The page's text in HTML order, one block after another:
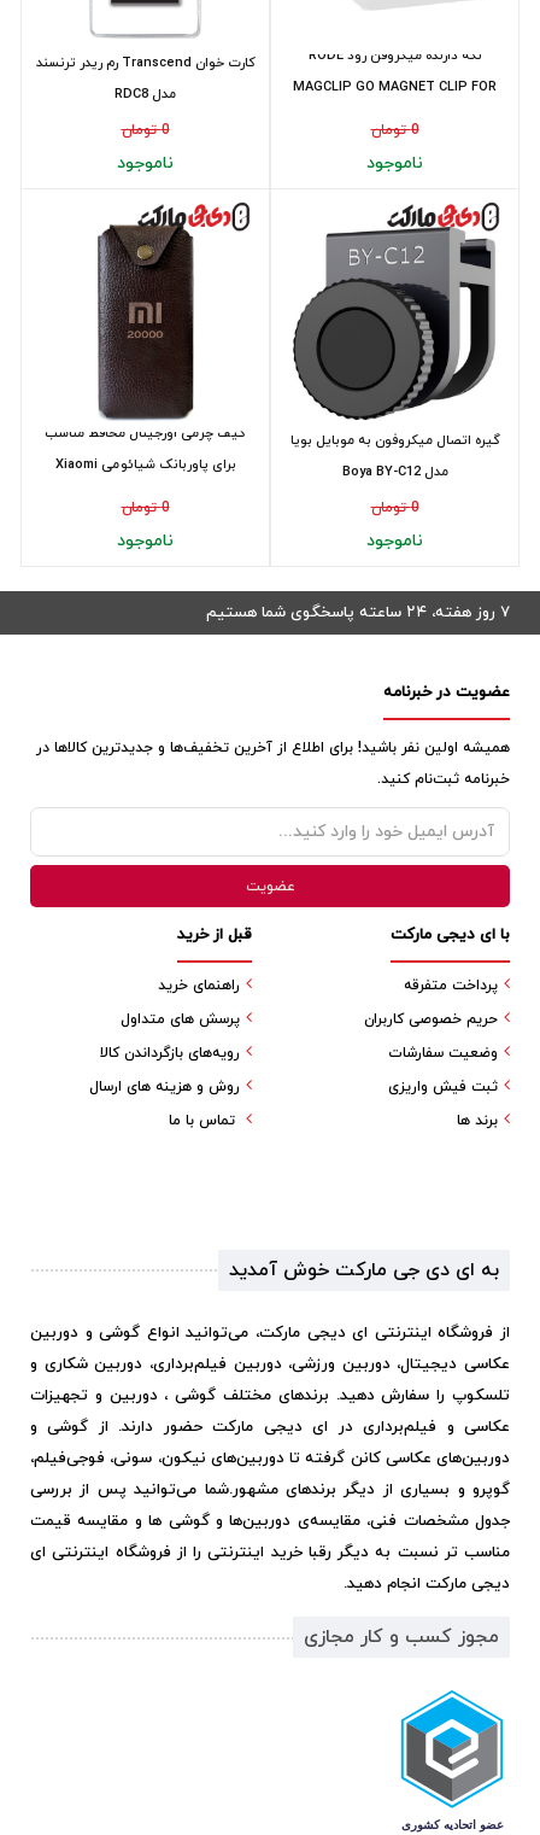
کارت خوان Transcend رم ریدر ترنسند
مدل RDC8
0 تومان
ناموجود
نگه دارنده میکروفن رود RODE
MAGCLIP GO MAGNET CLIP FOR
THE WIRELESS ...
0 تومان
ناموجود
کیف چرمی اورجینال محافظ مناسب
برای پاوربانک شیائومی Xiaomi
20000MAh
0 تومان
ناموجود
گیره اتصال میکروفون به موبایل بویا
مدل Boya BY-C12
0 تومان
ناموجود
۷ روز هفته، ۲۴ ساعته پاسخگوی شما هستیم
عضویت در خبرنامه
همیشه اولین نفر باشید! برای اطلاع از آخرین تخفیف‌ها و جدیدترین کالاها در
خبرنامه ثبت‌نام کنید.
قبل از خرید
راهنمای خرید
پرسش های متداول
رویه‌های بازگرداندن کالا
روش و هزینه های ارسال
تماس با ما
با ای دیجی مارکت
پرداخت متفرقه
حریم خصوصی کاربران
وضعیت سفارشات
ثبت فیش واریزی
برند ها
به ای دی جی مارکت خوش آمدید
از فروشگاه اینترنتی ای دیجی مارکت، می‌توانید انواع گوشی و دوربین
عکاسی دیجیتال، دوربین ورزشی، دوربین فیلم‌برداری، دوربین شکاری و
تلسکوپ را سفارش دهید. برندهای مختلف گوشی ، دوربین و تجهیزات
عکاسی و فیلم‌برداری در ای دیجی مارکت حضور دارند. از گوشی و
دوربین‌های عکاسی کانن گرفته تا دوربین‌های نیکون، سونی، فوجی‌فیلم،
گوپرو و بسیاری از دیگر برندهای مشهور.شما می‌توانید پس از بررسی
جدول مشخصات فنی، مقایسه‌ی دوربین‌ها و گوشی ها و مقایسه قیمت
مناسب تر نسبت به دیگر رقبا خرید اینترنتی را از فروشگاه اینترنتی ای
دیجی مارکت انجام دهید.
مجوز کسب و کار مجازی